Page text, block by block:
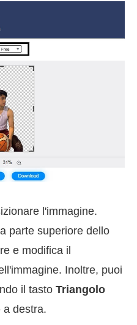
l'immagine.
parte superiore dello
e modifica il
Inoltre, puoi
il tasto Triangolo
a destra.